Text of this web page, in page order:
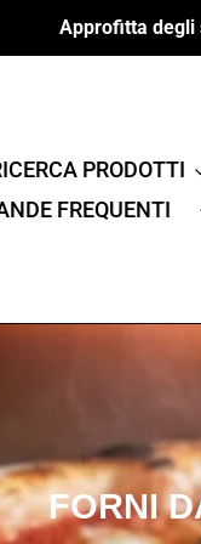
Approfitta degli
PRODOTTI
FREQUENTI
C
FORNI